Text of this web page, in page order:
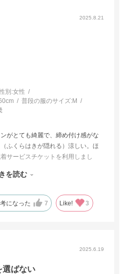
2025.8.21
別:女性
普段の服のサイズ:M
がとても綺麗で、締め付け感がな
ふくらはきが隠れる）涼しい。ほ
サービスチケットを利用しまし
。違うブランドで気になるお品が
め購入しました。
を読む
になった 7 Like! 3
2025.6.19
選ばない